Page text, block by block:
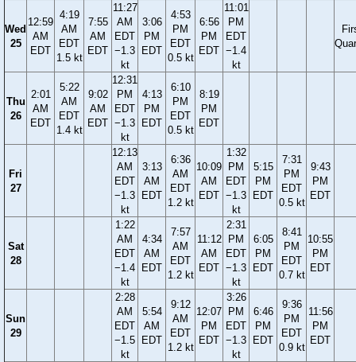
Wed
25
12:59
AM
EDT
4:19
AM
EDT
1.5 kt
7:55
AM
EDT
11:27
AM
EDT
−1.3
kt
3:06
PM
EDT
4:53
PM
EDT
0.5 kt
6:56
PM
EDT
11:01
PM
EDT
−1.4
kt
Thu
26
2:01
AM
EDT
5:22
AM
EDT
1.4 kt
9:02
AM
EDT
12:31
PM
EDT
−1.3
kt
4:13
PM
EDT
6:10
PM
EDT
0.5 kt
8:19
PM
EDT
Fri
27
12:13
AM
EDT
−1.3
kt
3:13
AM
EDT
6:36
AM
EDT
1.2 kt
10:09
AM
EDT
1:32
PM
EDT
−1.3
kt
5:15
PM
EDT
7:31
PM
EDT
0.5 kt
9:43
PM
EDT
Sat
28
1:22
AM
EDT
−1.4
kt
4:34
AM
EDT
7:57
AM
EDT
1.2 kt
11:12
AM
EDT
2:31
PM
EDT
−1.3
kt
6:05
PM
EDT
8:41
PM
EDT
0.7 kt
10:55
PM
EDT
Sun
29
2:28
AM
EDT
−1.5
kt
5:54
AM
EDT
9:12
AM
EDT
1.2 kt
12:07
PM
EDT
3:26
PM
EDT
−1.3
kt
6:46
PM
EDT
9:36
PM
EDT
0.9 kt
11:56
PM
EDT